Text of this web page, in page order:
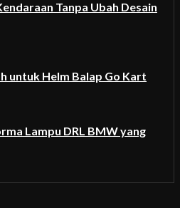
Tanpa Ubah Desain
untuk Helm Balap Go Kart
Lampu DRL BMW yang